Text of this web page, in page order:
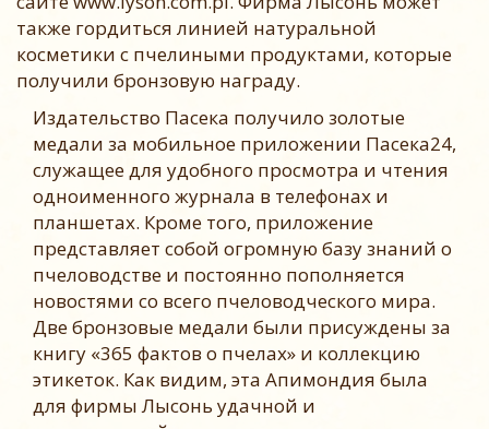
также гордиться линией натуральной
косметики с пчелиными продуктами, которые
получили бронзовую награду.
Издательство Пасека получило золотые
медали за мобильное приложении Пасека24,
служащее для удобного просмотра и чтения
одноименного журнала в телефонах и
планшетах. Кроме того, приложение
представляет собой огромную базу знаний о
пчеловодстве и постоянно пополняется
новостями со всего пчеловодческого мира.
Две бронзовые медали были присуждены за
книгу «365 фактов о пчелах» и коллекцию
этикеток. Как видим, эта Апимондия была
для фирмы Лысонь удачной и